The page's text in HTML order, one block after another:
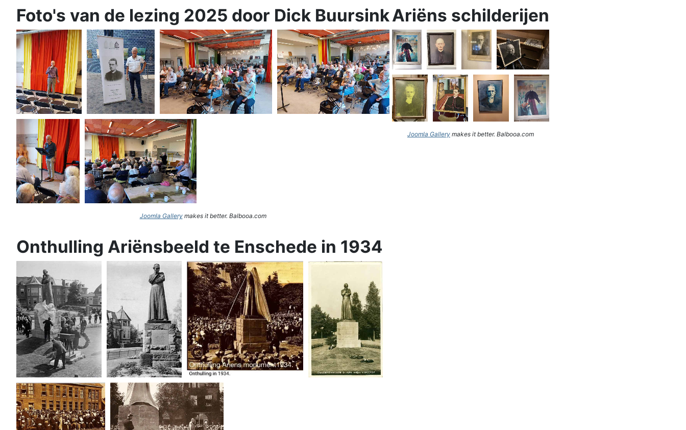
Foto's van de lezing 2025 door Dick Buursink
Joomla Gallerymakes it better. Balbooa.com
Ariëns schilderijen
Joomla Gallery makes it better. Balbooa.com
Onthulling Ariënsbeeld te Enschede in 1934